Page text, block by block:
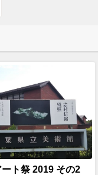
ート祭 2019 その2